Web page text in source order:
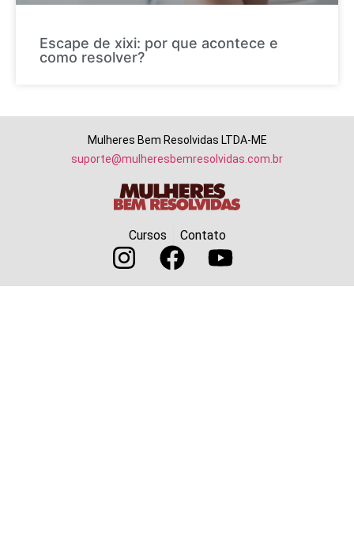
Escape de xixi: por que acontece e
como resolver?
Mulheres Bem Resolvidas LTDA-ME
suporte@mulheresbemresolvidas.com.br
Cursos Contato